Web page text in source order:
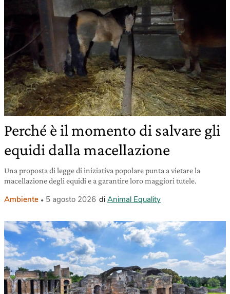
Perché è il momento di salvare gli
equidi dalla macellazione
Una proposta di legge di iniziativa popolare punta a vietare la
macellazione degli equidi e a garantire loro maggiori tutele.
Ambiente 5 agosto 2026 di Animal Equality